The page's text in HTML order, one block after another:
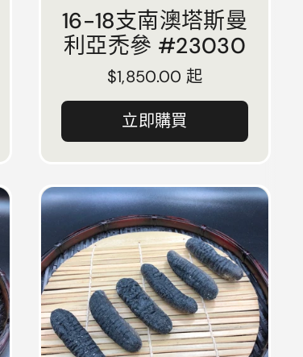
16-18支南澳塔斯曼
利亞禿參 #23030
正常價格
$1,850.00 起
立即購買